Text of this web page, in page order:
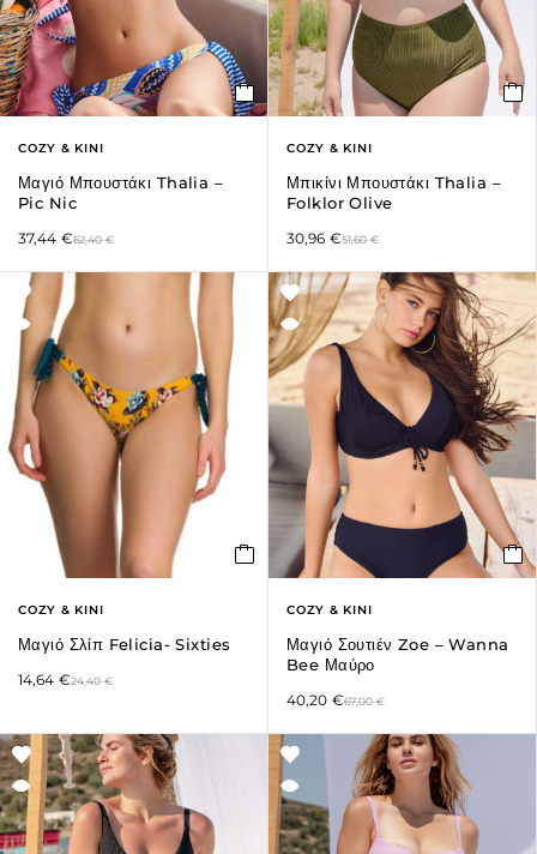
COZY & KINI
Μαγιό Μπουστάκι Thalia –
Pic Nic
62,40€
37,44 €
COZY & KINI
Μπικίνι Μπουστάκι Thalia –
Folklor Olive
51,60€
30,96 €
COZY & KINI
Μαγιό Σλίπ Felicia- Sixties
24,40€
14,64 €
COZY & KINI
Μαγιό Σουτιέν Zoe – Wanna
Bee Μαύρο
67,00€
40,20 €